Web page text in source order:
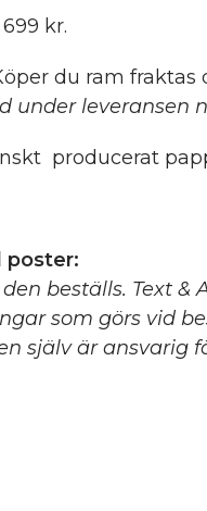
kr.
du ram fraktas
under leveransen
producerat
poster:
beställs. Text
som görs vid
själv är ansvarig